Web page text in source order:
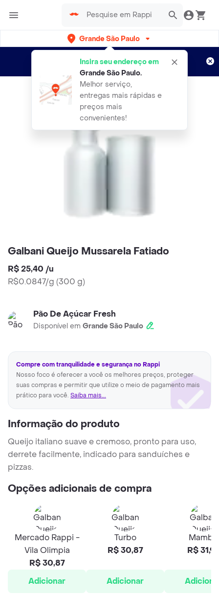
Grande São Paulo
Insira seu endereço em
Grande São Paulo.
Melhor serviço,
entregas mais rápidas e
preços mais
convenientes!
Entregas grátis por 15 dias!
Aplicam T&C
Galbani Queijo Mussarela Fatiado
R$ 25,40 /u
R$0.0847/g (300 g)
Pão De Açúcar Fresh
Disponível em Grande São Paulo
Compre com tranquilidade e segurança no Rappi
Nosso foco é oferecer a você os melhores preços, proteger
suas compras e permitir que utilize o meio de pagamento mais
prático para você. Saiba mais...
Informação do produto
Queijo italiano suave e cremoso, pronto para uso,
derrete facilmente, indicado para sanduíches e
pizzas.
Opções adicionais de compra
Mercado Rappi -
Vila Olimpia
R$ 30,87
Adicionar
Turbo
R$ 30,87
Adicionar
Mambo
R$